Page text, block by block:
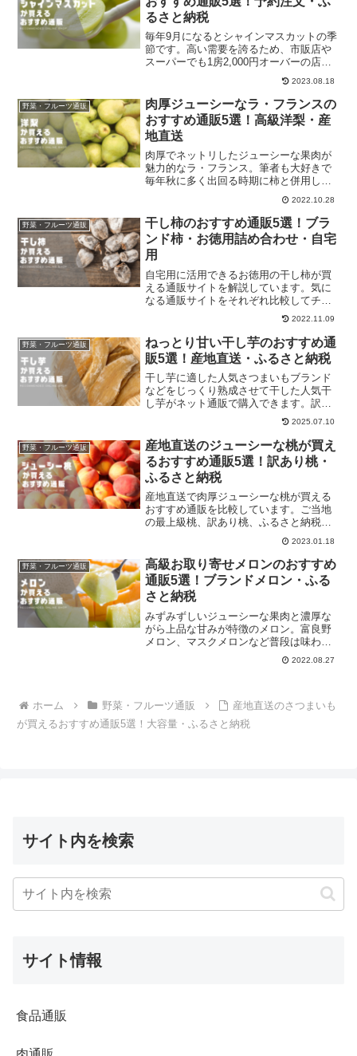
るさと納税
毎年9月になるとシャインマスカットの季
節です。高い需要を誇るため、市販店や
スーパーでも1房2,000円オーバーの店舗
が多いです。ふるさと納税やネット通販
を賢く利用してお買い物してください。
2023.08.18
野菜・フルーツ通販
肉厚ジューシーなラ・フランスの
おすすめ通販5選！高級洋梨・産
地直送
肉厚でネットリしたジューシーな果肉が
魅力的なラ・フランス。筆者も大好きで
毎年秋に多く出回る時期に柿と併用して
購入しています。自分へのご褒美で楽し
めるフルーツとして毎日の生活に取り入
れてみてはいかがでしょうか。
2022.10.28
野菜・フルーツ通販
干し柿のおすすめ通販5選！ブラ
ンド柿・お徳用詰め合わせ・自宅
用
自宅用に活用できるお徳用の干し柿が買
える通販サイトを解説しています。気に
なる通販サイトをそれぞれ比較してチェ
ックしてください。ブランド柿やご当地
2022.11.09
野菜・フルーツ通販
ねっとり甘い干し芋のおすすめ通
販5選！産地直送・ふるさと納税
干し芋に適した人気さつまいもブランド
などをじっくり熟成させて干した人気干
し芋がネット通販で購入できます。訳あ
りお買い得品など魅力的な干し芋通販を
比較してください。専門店直送の商品が
非常に多いです。
2025.07.10
野菜・フルーツ通販
産地直送のジューシーな桃が買え
るおすすめ通販5選！訳あり桃・
ふるさと納税
産地直送で肉厚ジューシーな桃が買える
おすすめ通販を比較しています。ご当地
の最上級桃、訳あり桃、ふるさと納税な
ど多種多様な方法で桃を通販でお取り寄
せできます。それぞれの店舗を比べまし
ょう！
2023.01.18
野菜・フルーツ通販
高級お取り寄せメロンのおすすめ
通販5選！ブランドメロン・ふる
さと納税
みずみずしいジューシーな果肉と濃厚な
がら上品な甘みが特徴のメロン。富良野
メロン、マスクメロンなど普段は味わえ
ない高級メロンをお取り寄せしてみては
いかがでしょうか。ネット通販でメロン
2022.08.27
ホーム 野菜・フルーツ通販
産地直送のさつまいも
が買えるおすすめ通販5選！大容量・ふるさと納税
サイト内を検索
サイト情報
食品通販